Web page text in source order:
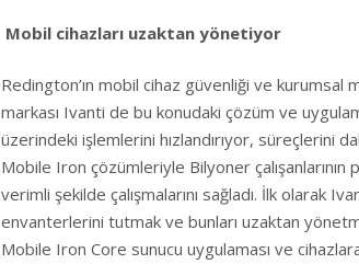
Mobil cihazları uzaktan yönetiyor
Redington’ın mobil cihaz güvenliği ve kurumsal
markası Ivanti de bu konudaki çözüm ve
üzerindeki işlemlerini hızlandırıyor, süreçlerini
Mobile Iron çözümleriyle Bilyoner
verimli şekilde çalışmalarını sağladı. İlk olarak
envanterlerini tutmak ve bunları uzaktan
Mobile Iron Core sunucu uygulaması ve